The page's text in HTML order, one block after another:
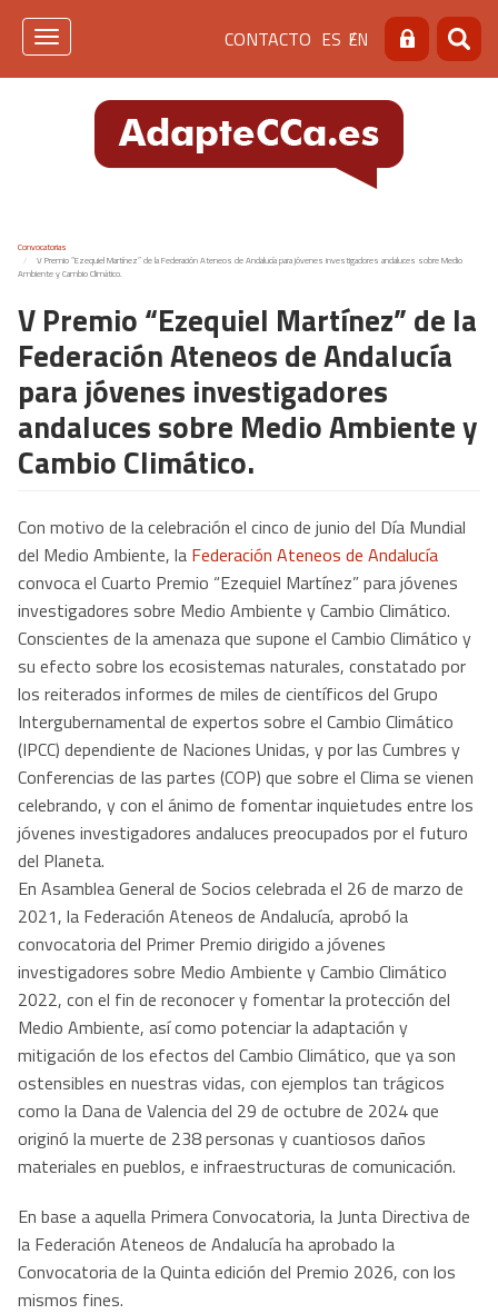
Pasar
Menú
de
cabecera
[contacto]
CONTACTO ES EN Buscar
Toggle
Convocatorias
V Premio “Ezequiel Martínez” de la Federación Ateneos de Andalucía para jóvenes investigadores andaluces sobre Medio
Ambiente y Cambio Climático.
V Premio “Ezequiel Martínez” de la
Federación Ateneos de Andalucía
para jóvenes investigadores
andaluces sobre Medio Ambiente y
Cambio Climático.
Con motivo de la celebración el cinco de junio del Día Mundial
del Medio Ambiente, la Federación Ateneos de Andalucía
convoca el Cuarto Premio “Ezequiel Martínez” para jóvenes
investigadores sobre Medio Ambiente y Cambio Climático.
Conscientes de la amenaza que supone el Cambio Climático y
su efecto sobre los ecosistemas naturales, constatado por
los reiterados informes de miles de científicos del Grupo
Intergubernamental de expertos sobre el Cambio Climático
(IPCC) dependiente de Naciones Unidas, y por las Cumbres y
Conferencias de las partes (COP) que sobre el Clima se vienen
celebrando, y con el ánimo de fomentar inquietudes entre los
jóvenes investigadores andaluces preocupados por el futuro
del Planeta.
En Asamblea General de Socios celebrada el 26 de marzo de
2021, la Federación Ateneos de Andalucía, aprobó la
convocatoria del Primer Premio dirigido a jóvenes
investigadores sobre Medio Ambiente y Cambio Climático
2022, con el fin de reconocer y fomentar la protección del
Medio Ambiente, así como potenciar la adaptación y
mitigación de los efectos del Cambio Climático, que ya son
ostensibles en nuestras vidas, con ejemplos tan trágicos
como la Dana de Valencia del 29 de octubre de 2024 que
originó la muerte de 238 personas y cuantiosos daños
materiales en pueblos, e infraestructuras de comunicación.
En base a aquella Primera Convocatoria, la Junta Directiva de
la Federación Ateneos de Andalucía ha aprobado la
Convocatoria de la Quinta edición del Premio 2026, con los
mismos fines.